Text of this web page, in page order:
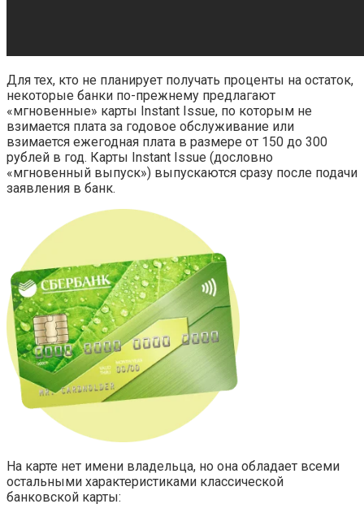
Для тех, кто не планирует получать проценты на остаток,
некоторые банки по-прежнему предлагают
«мгновенные» карты Instant Issue, по которым не
взимается плата за годовое обслуживание или
взимается ежегодная плата в размере от 150 до 300
рублей в год. Карты Instant Issue (дословно
«мгновенный выпуск») выпускаются сразу после подачи
заявления в банк.
На карте нет имени владельца, но она обладает всеми
остальными характеристиками классической
банковской карты: